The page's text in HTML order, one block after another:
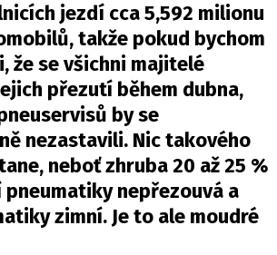
TISKOVKY
ROZHOVORY
DAKAR
Z DOMOVA
ZE SVĚTA
MOTORSPORT
PIT LANE
jezdí cca 5,592 milionu
takže pokud bychom
že se všichni majitelé
přezutí během dubna,
by se
nezastavili. Nic takového
neboť zhruba 20 až 25 %
nepřezouvá a
zimní. Je to ale moudré